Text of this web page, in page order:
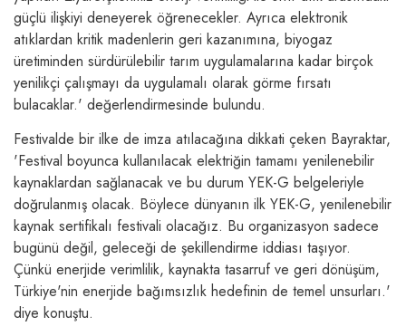
güçlü ilişkiyi deneyerek öğrenecekler. Ayrıca elektronik
atıklardan kritik madenlerin geri kazanımına, biyogaz
üretiminden sürdürülebilir tarım uygulamalarına kadar birçok
yenilikçi çalışmayı da uygulamalı olarak görme fırsatı
bulacaklar.' değerlendirmesinde bulundu.
Festivalde bir ilke de imza atılacağına dikkati çeken Bayraktar,
'Festival boyunca kullanılacak elektriğin tamamı yenilenebilir
kaynaklardan sağlanacak ve bu durum YEK-G belgeleriyle
doğrulanmış olacak. Böylece dünyanın ilk YEK-G, yenilenebilir
kaynak sertifikalı festivali olacağız. Bu organizasyon sadece
bugünü değil, geleceği de şekillendirme iddiası taşıyor.
Çünkü enerjide verimlilik, kaynakta tasarruf ve geri dönüşüm,
Türkiye'nin enerjide bağımsızlık hedefinin de temel unsurları.'
diye konuştu.